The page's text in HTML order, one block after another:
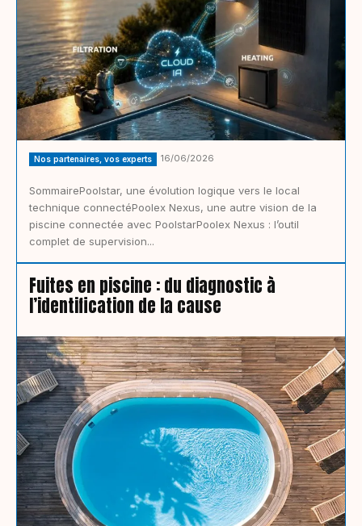
Nos partenaires, vos experts 16/06/2026
SommairePoolstar, une évolution logique vers le local
technique connectéPoolex Nexus, une autre vision de la
piscine connectée avec PoolstarPoolex Nexus : l’outil
complet de supervision...
Fuites en piscine : du diagnostic à
l’identification de la cause